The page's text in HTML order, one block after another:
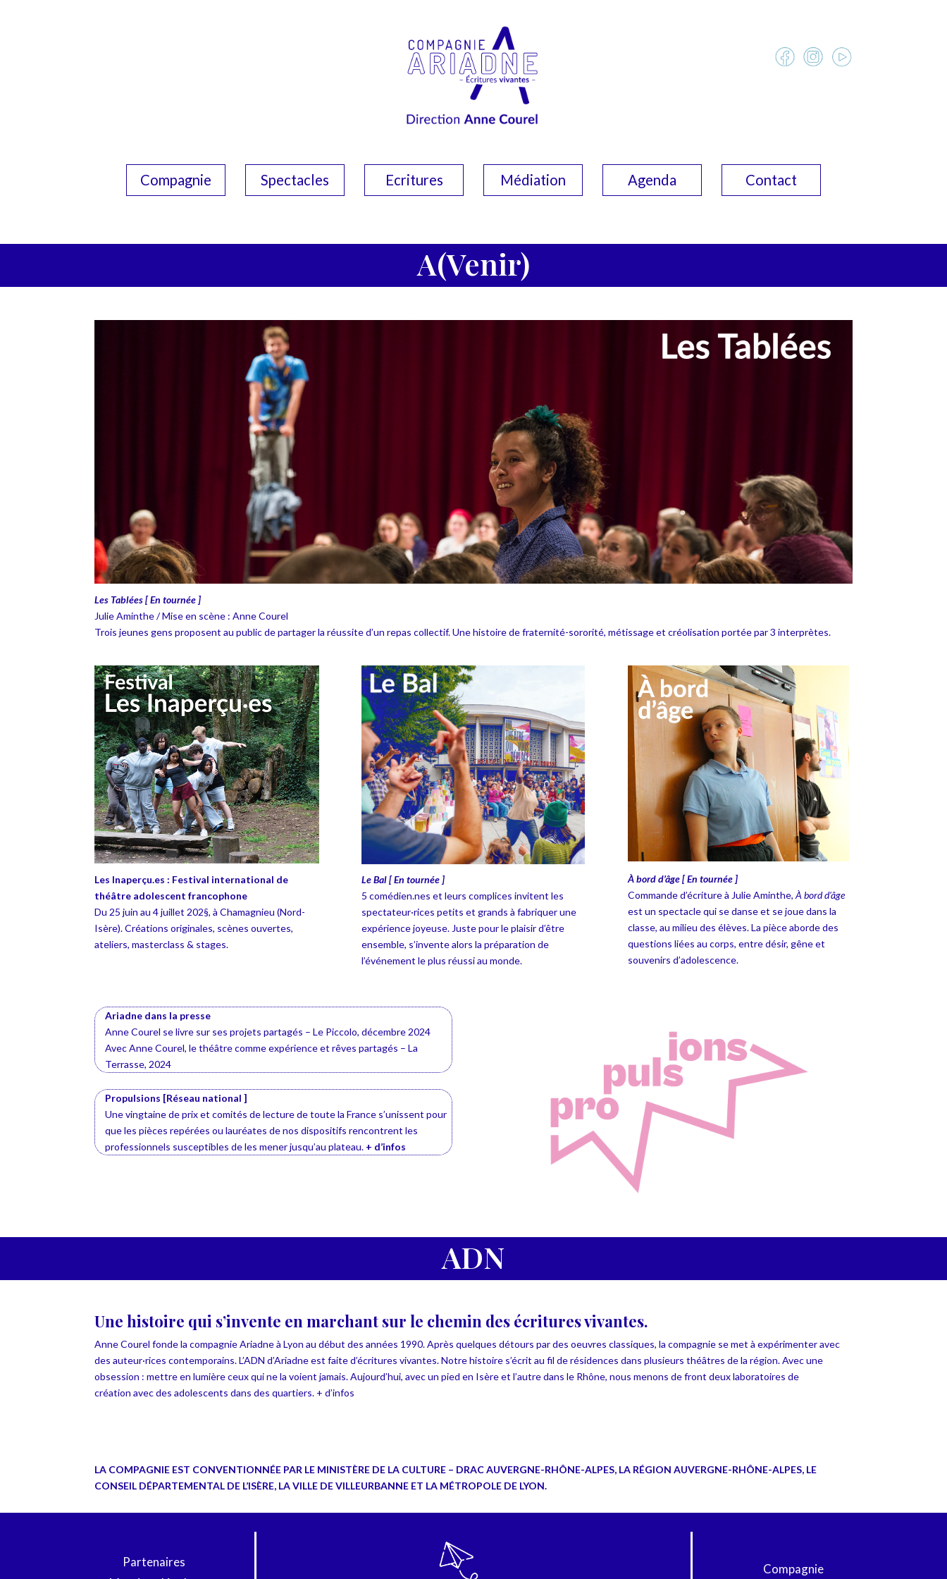
Compagnie Spectacles Ecritures Médiation Agenda Contact
A(Venir)
Les Tablées [ En tournée ]
Julie Aminthe / Mise en scène : Anne Courel
Trois jeunes gens proposent au public de partager la réussite d’un repas collectif. Une histoire de fraternité-sororité, métissage et créolisation portée par 3 interprètes.
Les Inaperçu.es : Festival international de
théâtre adolescent francophone
Du 25 juin au 4 juillet 202§, à Chamagnieu (Nord-
Isère). Créations originales, scènes ouvertes,
ateliers, masterclass & stages.
Le Bal [ En tournée ]
5 comédien.nes et leurs complices invitent les
spectateur·rices petits et grands à fabriquer une
expérience joyeuse. Juste pour le plaisir d’être
ensemble, s’invente alors la préparation de
l’événement le plus réussi au monde.
À bord d’âge [ En tournée ]
Commande d’écriture à Julie Aminthe, À bord d’âge
est un spectacle qui se danse et se joue dans la
classe, au milieu des élèves. La pièce aborde des
questions liées au corps, entre désir, gêne et
souvenirs d’adolescence.
Ariadne dans la presse
Anne Courel se livre sur ses projets partagés – Le Piccolo, décembre 2024
Avec Anne Courel, le théâtre comme expérience et rêves partagés – La
Terrasse, 2024
Propulsions [Réseau national ]
Une vingtaine de prix et comités de lecture de toute la France s’unissent pour
que les pièces repérées ou lauréates de nos dispositifs rencontrent les
professionnels susceptibles de les mener jusqu’au plateau. + d’infos
ADN
Une histoire qui s’invente en marchant sur le chemin des écritures vivantes.
Anne Courel fonde la compagnie Ariadne à Lyon au début des années 1990. Après quelques détours par des oeuvres classiques, la compagnie se met à expérimenter avec
des auteur·rices contemporains. L’ADN d’Ariadne est faite d’écritures vivantes. Notre histoire s’écrit au fil de résidences dans plusieurs théâtres de la région. Avec une
obsession : mettre en lumière ceux qui ne la voient jamais. Aujourd’hui, avec un pied en Isère et l’autre dans le Rhône, nous menons de front deuxlaboratoires de
création avec des adolescents dans des quartiers. + d’infos
LA COMPAGNIE EST CONVENTIONNÉE PAR LE MINISTÈRE DE LA CULTURE – DRAC AUVERGNE-RHÔNE-ALPES, LA RÉGION AUVERGNE-RHÔNE-ALPES, LE
CONSEIL DÉPARTEMENTAL DE L’ISÈRE, LA VILLE DE VILLEURBANNE ET LA MÉTROPOLE DE LYON.
Partenaires
Compagnie